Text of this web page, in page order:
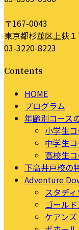
〒167-0043
東京都杉並区上荻
03-3220-8223
Contents
HOME
プログラム
年齢別コース
小学生
中学生
高校生
下高井戸校の
Adventure
スタデ
ゴール
ケアン